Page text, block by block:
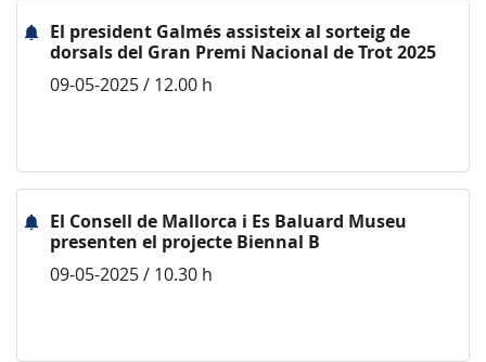
El president Galmés assisteix al sorteig de
dorsals del Gran Premi Nacional de Trot 2025
09-05-2025 / 12.00 h
El Consell de Mallorca i Es Baluard Museu
presenten el projecte Biennal B
09-05-2025 / 10.30 h